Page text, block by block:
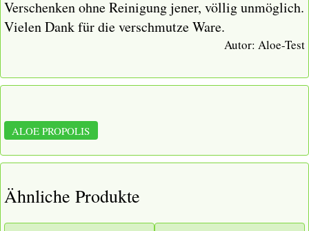
Verschenken ohne Reinigung jener, völlig unmöglich.
Vielen Dank für die verschmutze Ware.
Autor: Aloe-Test
ALOE PROPOLIS
Ähnliche Produkte